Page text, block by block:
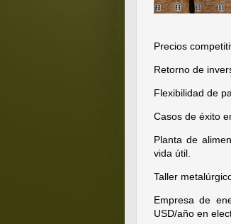
Precios
Retorno de
Flexibilidad de
Casos de éxito
Planta de
vida útil.
Taller
Empresa de
USD/año en